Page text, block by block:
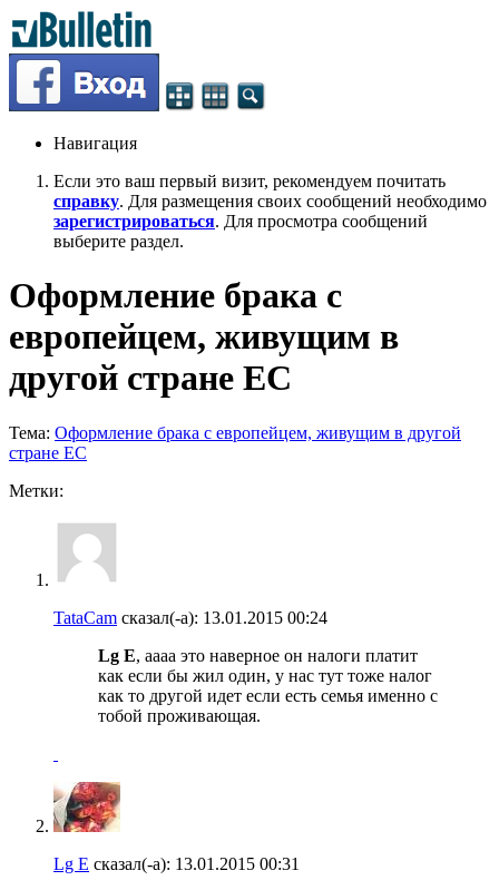
Навигация
Если это ваш первый визит, рекомендуем почитать
справку. Для размещения своих сообщений необходимо
зарегистрироваться. Для просмотра сообщений
выберите раздел.
Оформление брака с
европейцем, живущим в
другой стране ЕС
Тема: Оформление брака с европейцем, живущим в другой
стране ЕС
Метки:
TataCam сказал(-а): 13.01.2015 00:24
Lg E, аааа это наверное он налоги платит
как если бы жил один, у нас тут тоже налог
как то другой идет если есть семья именно с
тобой проживающая.
Lg E сказал(-а): 13.01.2015 00:31